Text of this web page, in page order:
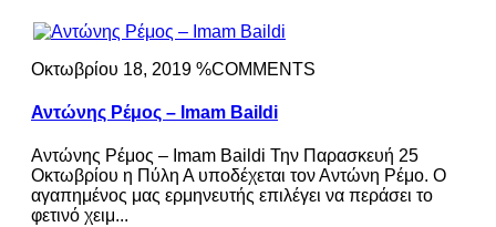
Οκτωβρίου 18, 2019 %COMMENTS
Αντώνης Ρέμος – Imam Baildi
Αντώνης Ρέμος – Imam Baildi Την Παρασκευή 25
Οκτωβρίου η Πύλη Α υποδέχεται τον Αντώνη Ρέμο. Ο
αγαπημένος μας ερμηνευτής επιλέγει να περάσει το
φετινό χειμ...